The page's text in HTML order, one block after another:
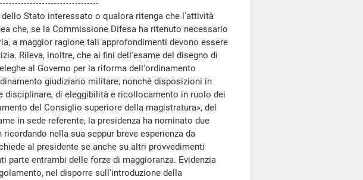
Stato interessato o qualora ritenga che l'attività
che, se la Commissione Difesa ha ritenuto necessario
a maggior ragione tali approfondimenti devono essere
Rileva, inoltre, che ai fini dell'esame del disegno di
al Governo per la riforma dell'ordinamento
giudiziario militare, nonché disposizioni in
disciplinare, di eleggibilità e ricollocamento in ruolo dei
del Consiglio superiore della magistratura», del
in sede referente, la presidenza ha nominato due
nella sua seppur breve esperienza da
al presidente se anche su altri provvedimenti
parte entrambi delle forze di maggioranza. Evidenzia
nel disporre sull'introduzione della